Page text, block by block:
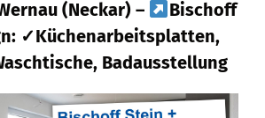
(Neckar) –
Bischoff
✓Küchenarbeitsplatten,
Badausstellung
Naturstein in Wernau